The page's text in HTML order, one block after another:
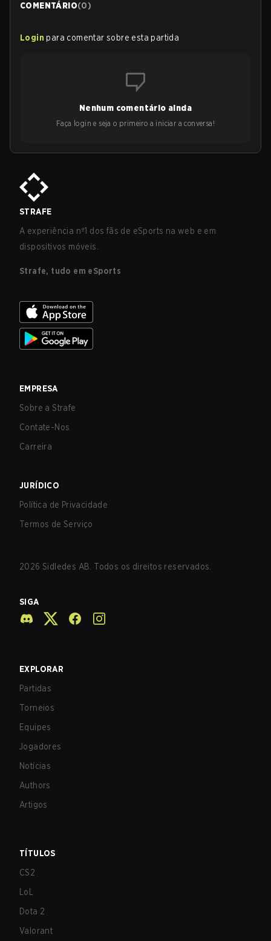
COMENTÁRIO(0)
Login para comentar sobre esta partida
Nenhum comentário ainda
Faça login e seja o primeiro a iniciar a conversa!
STRAFE
A experiência nº1 dos fãs de eSports na web e em
dispositivos móveis.
Strafe, tudo em eSports
EMPRESA
Sobre a Strafe
Contate-Nos
Carreira
JURÍDICO
Política de Privacidade
Termos de Serviço
2026 Sidledes AB. Todos os direitos reservados.
SIGA
EXPLORAR
Partidas
Torneios
Equipes
Jogadores
Notícias
Authors
Artigos
TÍTULOS
CS2
LoL
Dota 2
Valorant